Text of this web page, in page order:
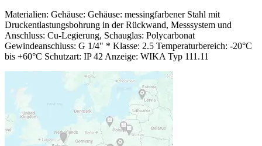
Materialien: Gehäuse: Gehäuse: messingfarbener Stahl mit
Druckentlastungsbohrung in der Rückwand, Messsystem und
Anschluss: Cu-Legierung, Schauglas: Polycarbonat
Gewindeanschluss: G 1/4" * Klasse: 2.5 Temperaturbereich: -20°C
bis +60°C Schutzart: IP 42 Anzeige: WIKA Typ 111.11